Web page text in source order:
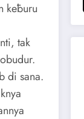
kēburu
tak
di sana.